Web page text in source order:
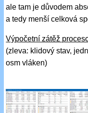
ale tam je důvodem
a tedy menší celková
Výpočetní zátěž
(zleva: klidový stav,
osm vláken)